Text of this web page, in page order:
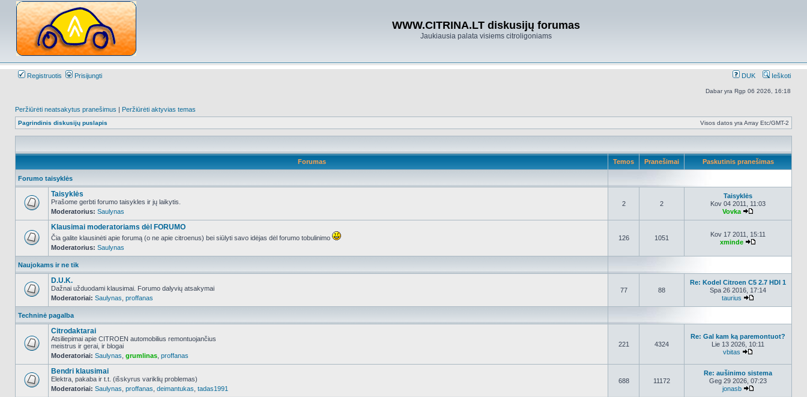
WWW.CITRINA.LT diskusijų forumas
Jaukiausia palata visiems citroligoniams
Registruotis Prisijungti DUK Ieškoti
Dabar yra Rgp 06 2026, 16:18
Peržiūrėti neatsakytus pranešimus | Peržiūrėti aktyvias temas
Pagrindinis diskusijų puslapis Visos datos yra Array Etc/GMT-2
Forumas Temos Pranešimai Paskutinis pranešimas
Forumo taisyklės
NO_UNREAD_POSTS
Taisyklės
Prašome gerbti forumo taisykles ir jų laikytis.
Moderatorius: Saulynas
2 2
Taisyklės
Kov 04 2011, 11:03
Vovka
NO_UNREAD_POSTS
Klausimai moderatoriams dėl FORUMO
Čia galite klausinėti apie forumą (o ne apie citroenus) bei siūlyti savo idėjas dėl forumo tobulinimo
Moderatorius: Saulynas
126 1051
Kov 17 2011, 15:11
xminde
Naujokams ir ne tik
NO_UNREAD_POSTS
D.U.K.
Dažnai užduodami klausimai. Forumo dalyvių atsakymai
Moderatoriai: Saulynas proffanas
77 88
Re: Kodel Citroen C5 2.7 HDI 1
Spa 26 2016, 17:14
taurius
Techninė pagalba
NO_UNREAD_POSTS
Citrodaktarai
Atsiliepimai apie CITROEN automobilius remontuojančius
meistrus ir gerai, ir blogai
Moderatoriai: Saulynas grumlinas proffanas
221 4324
Re: Gal kam ką paremontuot?
Lie 13 2026, 10:11
vbitas
NO_UNREAD_POSTS
Bendri klausimai
Elektra, pakaba ir t.t. (išskyrus variklių problemas)
Moderatoriai: Saulynas proffanas deimantukas tadas1991
688 11172
Re: aušinimo sistema
Geg 29 2026, 07:23
jonasb